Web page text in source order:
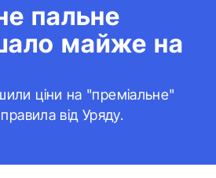
пальне
майже на
ціни на "преміальне"
від Уряду.